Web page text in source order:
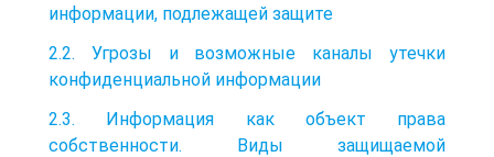
информации, подлежащей защите
2.2. Угрозы и возможные каналы утечки
конфиденциальной информации
2.3. Информация как объект права
собственности. Виды защищаемой